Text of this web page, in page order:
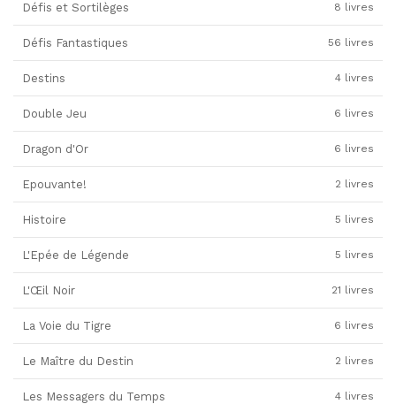
Défis et Sortilèges 8 livres
Défis Fantastiques 56 livres
Destins 4 livres
Double Jeu 6 livres
Dragon d'Or 6 livres
Epouvante! 2 livres
Histoire 5 livres
L'Epée de Légende 5 livres
L'Œil Noir 21 livres
La Voie du Tigre 6 livres
Le Maître du Destin 2 livres
Les Messagers du Temps 4 livres